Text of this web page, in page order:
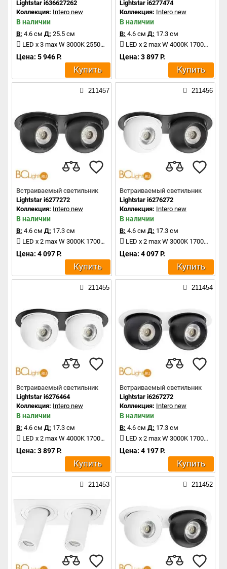
Lightstar i636627262
Коллекция: Intero new
В наличии
В: 4.6 см Д: 25.5 см
LED x 3 max W 3000K 2550Lm
Цена: 5 946 Р.
Купить
Lightstar i6277474
Коллекция: Intero new
В наличии
В: 4.6 см Д: 17.3 см
LED x 2 max W 4000K 1700Lm
Цена: 3 897 Р.
Купить
211457
Встраиваемый светильник
Lightstar i6277272
Коллекция: Intero new
В наличии
В: 4.6 см Д: 17.3 см
LED x 2 max W 3000K 1700Lm
Цена: 4 097 Р.
Купить
211456
Встраиваемый светильник
Lightstar i6276272
Коллекция: Intero new
В наличии
В: 4.6 см Д: 17.3 см
LED x 2 max W 3000K 1700Lm
Цена: 4 097 Р.
Купить
211455
Встраиваемый светильник
Lightstar i6276464
Коллекция: Intero new
В наличии
В: 4.6 см Д: 17.3 см
LED x 2 max W 4000K 1700Lm
Цена: 3 897 Р.
Купить
211454
Встраиваемый светильник
Lightstar i6267272
Коллекция: Intero new
В наличии
В: 4.6 см Д: 17.3 см
LED x 2 max W 3000K 1700Lm
Цена: 4 197 Р.
Купить
211453 211452